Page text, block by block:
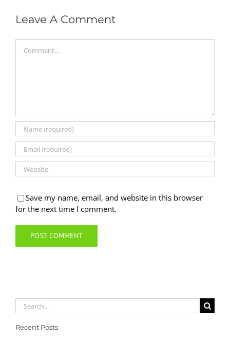
Leave A Comment
Save my name, email, and website in this browser
for the next time I comment.
Search
for:
Recent Posts